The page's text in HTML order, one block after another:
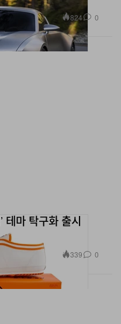
824 0
테마 탁구화 출시
339 0